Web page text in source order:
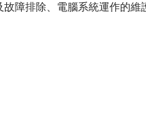
障排除、電腦系統運作的維